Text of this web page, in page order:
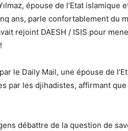
épouse de l’Etat
ans, parle confortablement du
rejoint DAESH / ISIS pour
le Daily Mail, une épouse de
par les djihadistes, affirmant
débattre de la question de